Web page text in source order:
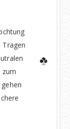
Tragen
zum